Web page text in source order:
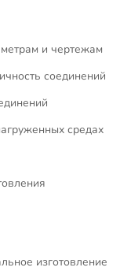
и чертежам
соединений
средах
изготовление